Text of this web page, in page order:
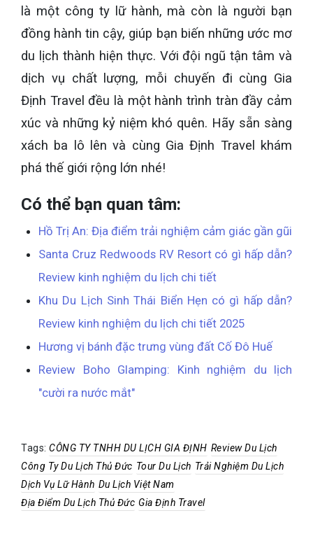
là một công ty lữ hành, mà còn là người bạn
đồng hành tin cậy, giúp bạn biến những ước mơ
du lịch thành hiện thực. Với đội ngũ tận tâm và
dịch vụ chất lượng, mỗi chuyến đi cùng Gia
Định Travel đều là một hành trình tràn đầy cảm
xúc và những kỷ niệm khó quên. Hãy sẵn sàng
xách ba lô lên và cùng Gia Định Travel khám
phá thế giới rộng lớn nhé!
Có thể bạn quan tâm:
Hồ Trị An: Địa điểm trải nghiệm cảm giác gần gũi
Santa Cruz Redwoods RV Resort có gì hấp dẫn?
Review kinh nghiệm du lịch chi tiết
Khu Du Lịch Sinh Thái Biển Hẹn có gì hấp dẫn?
Review kinh nghiệm du lịch chi tiết 2025
Hương vị bánh đặc trưng vùng đất Cố Đô Huế
Review Boho Glamping: Kinh nghiệm du lịch
"cười ra nước mắt"
Tags: CÔNG TY TNHH DU LỊCH GIA ĐỊNH Review Du Lịch
Công Ty Du Lịch Thủ Đức Tour Du Lịch Trải Nghiệm Du Lịch
Dịch Vụ Lữ Hành Du Lịch Việt Nam
Địa Điểm Du Lịch Thủ Đức Gia Định Travel